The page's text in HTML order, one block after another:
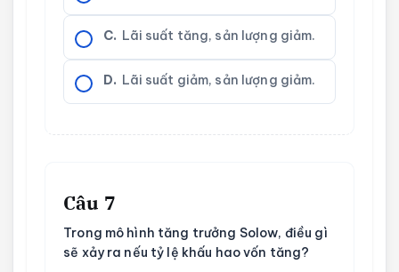
C. Lãi suất tăng, sản lượng giảm.
D. Lãi suất giảm, sản lượng giảm.
Câu 7
Trong mô hình tăng trưởng Solow, điều gì
sẽ xảy ra nếu tỷ lệ khấu hao vốn tăng?